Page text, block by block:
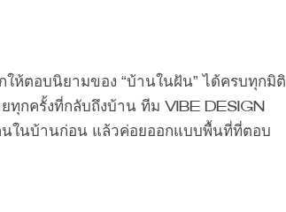
ห้ตอบนิยามของ “บ้านในฝัน” ได้ครบทุกมิติ
ยทุกครั้งที่กลับถึงบ้าน ทีม Vibe Design
ในบ้านก่อน แล้วค่อยออกแบบพื้นที่ที่ตอบ